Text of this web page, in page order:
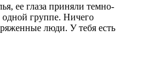
ее глаза приняли темно-
группе. Ничего
люди. У тебя есть